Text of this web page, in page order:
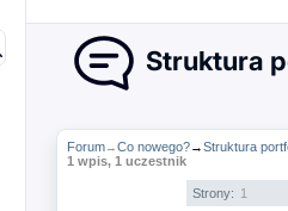
Struktura
Forum→Co nowego?→Struktura
1 wpis, 1 uczestnik
Strony: 1